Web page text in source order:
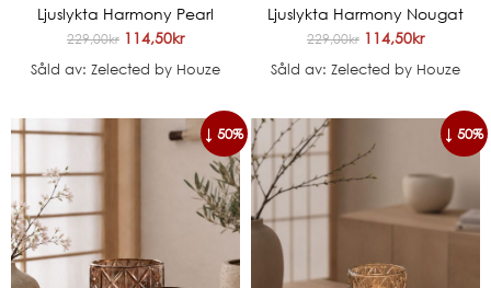
Ljuslykta Harmony Pearl
229,00kr 114,50kr
Såld av: Zelected by Houze
Ljuslykta Harmony Nougat
229,00kr 114,50kr
Såld av: Zelected by Houze
↓ 50% ↓ 50%